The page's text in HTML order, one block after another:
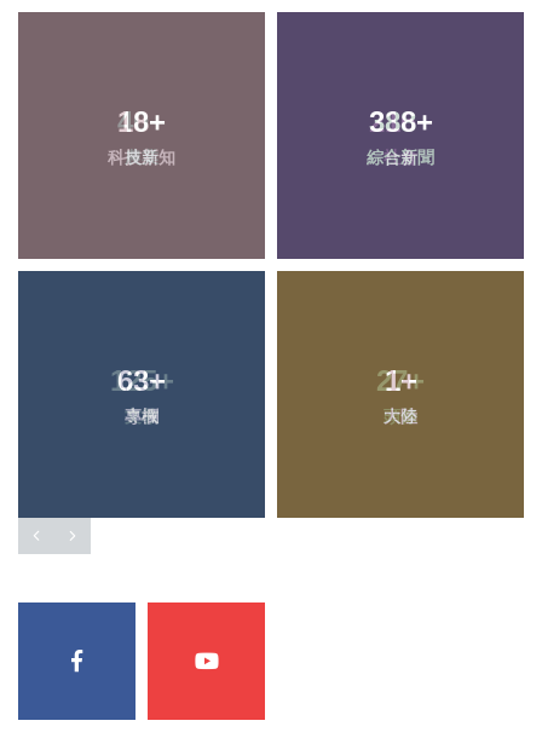
18+
科技新知
388+
綜合新聞
63+
專欄
1+
大陸